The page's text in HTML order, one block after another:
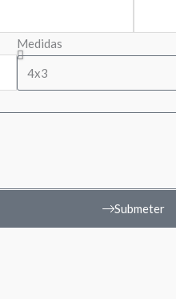
Medidas
Submeter